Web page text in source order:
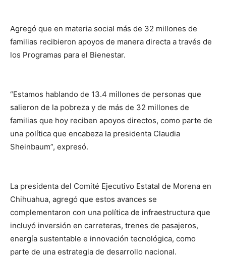
Agregó que en materia social más de 32 millones de
familias recibieron apoyos de manera directa a través de
los Programas para el Bienestar.
“Estamos hablando de 13.4 millones de personas que
salieron de la pobreza y de más de 32 millones de
familias que hoy reciben apoyos directos, como parte de
una política que encabeza la presidenta Claudia
Sheinbaum”, expresó.
La presidenta del Comité Ejecutivo Estatal de Morena en
Chihuahua, agregó que estos avances se
complementaron con una política de infraestructura que
incluyó inversión en carreteras, trenes de pasajeros,
energía sustentable e innovación tecnológica, como
parte de una estrategia de desarrollo nacional.